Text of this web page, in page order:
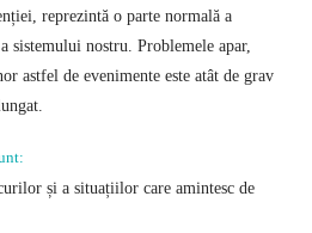
reprezintă o parte normală a
sistemului nostru. Problemele apar,
astfel de evenimente este atât de grav
și a situațiilor care amintesc de